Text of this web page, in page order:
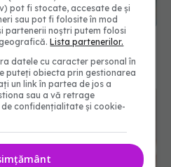
micelară de pe față
pot fi stocate, accesate de și
sau pot fi folosite în mod
partenerii noștri putem folosi
Lista partenerilor.
datele cu caracter personal în
puteți obiecta prin gestionarea
un link în partea de jos a
sau a vă retrage
confidențialitate și cookie-